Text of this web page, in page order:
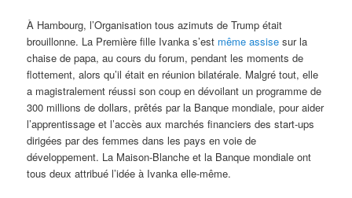
À Hambourg, l’Organisation tous azimuts de Trump était
brouillonne. La Première fille Ivanka s’est même assise sur la
chaise de papa, au cours du forum, pendant les moments de
flottement, alors qu’il était en réunion bilatérale. Malgré tout, elle
a magistralement réussi son coup en dévoilant un programme de
300 millions de dollars, prêtés par la Banque mondiale, pour aider
l’apprentissage et l’accès aux marchés financiers des start-ups
dirigées par des femmes dans les pays en voie de
développement. La Maison-Blanche et la Banque mondiale ont
tous deux attribué l’idée à Ivanka elle-même.